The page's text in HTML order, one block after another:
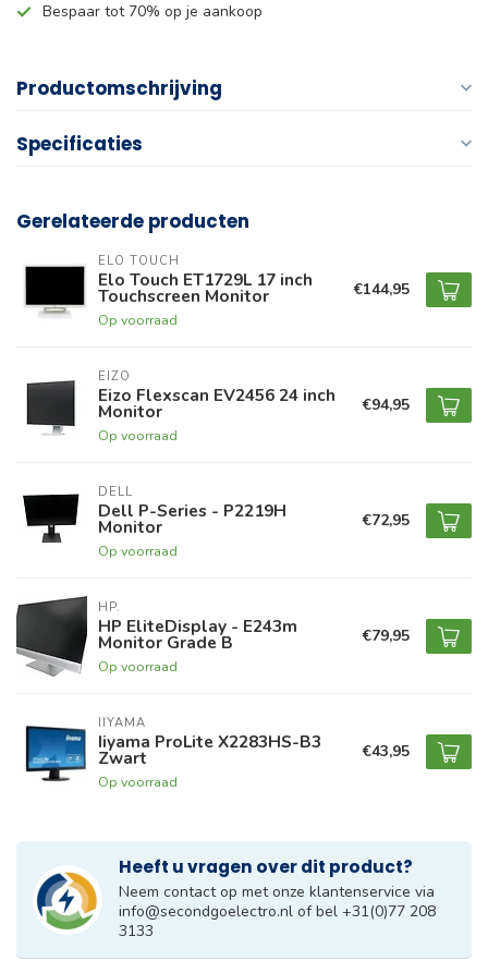
Bespaar tot 70% op je aankoop
Productomschrijving
Specificaties
Gerelateerde producten
ELO TOUCH
Elo Touch ET1729L 17 inch
Touchscreen Monitor
Op voorraad
€144,95
EIZO
Eizo Flexscan EV2456 24 inch
Monitor
Op voorraad
€94,95
DELL
Dell P-Series - P2219H
Monitor
Op voorraad
€72,95
HP.
HP EliteDisplay - E243m
Monitor Grade B
Op voorraad
€79,95
IIYAMA
Iiyama ProLite X2283HS-B3
Zwart
Op voorraad
€43,95
Heeft u vragen over dit product?
Neem contact op met onze klantenservice via
info@secondgoelectro.nl of bel +31(0)77 208
3133